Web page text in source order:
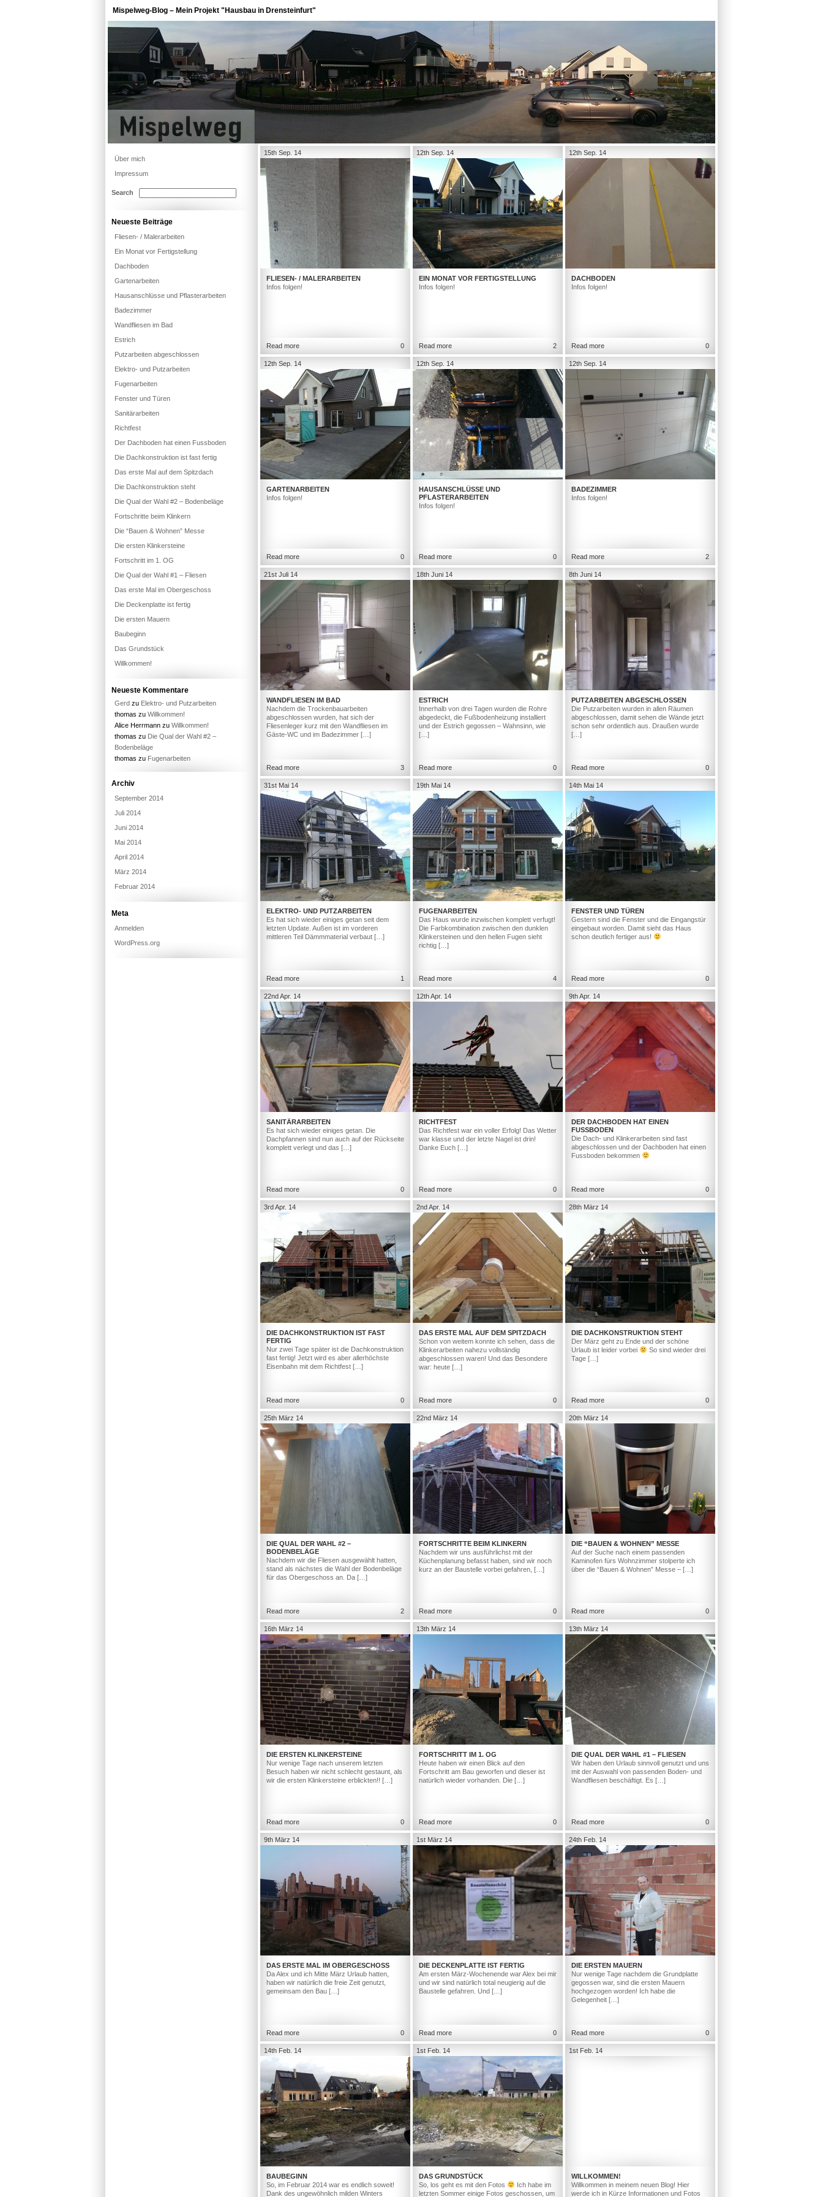
Mispelweg-Blog – Mein Projekt "Hausbau in Drensteinfurt"
15th Sep. 14
FLIESEN- / MALERARBEITEN
Infos folgen!
Read more 0
12th Sep. 14
EIN MONAT VOR FERTIGSTELLUNG
Infos folgen!
Read more 2
12th Sep. 14
DACHBODEN
Infos folgen!
Read more 0
12th Sep. 14
GARTENARBEITEN
Infos folgen!
Read more 0
12th Sep. 14
HAUSANSCHLÜSSE UND
PFLASTERARBEITEN
Infos folgen!
Read more 0
12th Sep. 14
BADEZIMMER
Infos folgen!
Read more 2
21st Juli 14
WANDFLIESEN IM BAD
Nachdem die Trockenbauarbeiten
abgeschlossen wurden, hat sich der
Fliesenleger kurz mit den Wandfliesen im
Gäste-WC und im Badezimmer […]
Read more 3
18th Juni 14
ESTRICH
Innerhalb von drei Tagen wurden die Rohre
abgedeckt, die Fußbodenheizung installiert
und der Estrich gegossen – Wahnsinn, wie
[…]
Read more 0
8th Juni 14
PUTZARBEITEN ABGESCHLOSSEN
Die Putzarbeiten wurden in allen Räumen
abgeschlossen, damit sehen die Wände jetzt
schon sehr ordentlich aus. Draußen wurde
[…]
Read more 0
31st Mai 14
ELEKTRO- UND PUTZARBEITEN
Es hat sich wieder einiges getan seit dem
letzten Update. Außen ist im vorderen
mittleren Teil Dämmmaterial verbaut […]
Read more 1
19th Mai 14
FUGENARBEITEN
Das Haus wurde inzwischen komplett verfugt!
Die Farbkombination zwischen den dunklen
Klinkersteinen und den hellen Fugen sieht
richtig […]
Read more 4
14th Mai 14
FENSTER UND TÜREN
Gestern sind die Fenster und die Eingangstür
eingebaut worden. Damit sieht das Haus
schon deutlich fertiger aus!
Read more 0
22nd Apr. 14
SANITÄRARBEITEN
Es hat sich wieder einiges getan. Die
Dachpfannen sind nun auch auf der Rückseite
komplett verlegt und das […]
Read more 0
12th Apr. 14
RICHTFEST
Das Richtfest war ein voller Erfolg! Das Wetter
war klasse und der letzte Nagel ist drin!
Danke Euch […]
Read more 0
9th Apr. 14
DER DACHBODEN HAT EINEN
FUSSBODEN
Die Dach- und Klinkerarbeiten sind fast
abgeschlossen und der Dachboden hat einen
Fussboden bekommen
Read more 0
3rd Apr. 14
DIE DACHKONSTRUKTION IST FAST
FERTIG
Nur zwei Tage später ist die Dachkonstruktion
fast fertig! Jetzt wird es aber allerhöchste
Eisenbahn mit dem Richtfest […]
Read more 0
2nd Apr. 14
DAS ERSTE MAL AUF DEM SPITZDACH
Schon von weitem konnte ich sehen, dass die
Klinkerarbeiten nahezu vollständig
abgeschlossen waren! Und das Besondere
war: heute […]
Read more 0
28th März 14
DIE DACHKONSTRUKTION STEHT
Der März geht zu Ende und der schöne
Urlaub ist leider vorbei
So sind wieder drei
Tage […]
Read more 0
25th März 14
DIE QUAL DER WAHL #2 –
BODENBELÄGE
Nachdem wir die Fliesen ausgewählt hatten,
stand als nächstes die Wahl der Bodenbeläge
für das Obergeschoss an. Da […]
Read more 2
22nd März 14
FORTSCHRITTE BEIM KLINKERN
Nachdem wir uns ausführlichst mit der
Küchenplanung befasst haben, sind wir noch
kurz an der Baustelle vorbei gefahren, […]
Read more 0
20th März 14
DIE “BAUEN & WOHNEN” MESSE
Auf der Suche nach einem passenden
Kaminofen fürs Wohnzimmer stolperte ich
über die “Bauen & Wohnen” Messe – […]
Read more 0
16th März 14
DIE ERSTEN KLINKERSTEINE
Nur wenige Tage nach unserem letzten
Besuch haben wir nicht schlecht gestaunt, als
wir die ersten Klinkersteine erblickten!! […]
Read more 0
13th März 14
FORTSCHRITT IM 1. OG
Heute haben wir einen Blick auf den
Fortschritt am Bau geworfen und dieser ist
natürlich wieder vorhanden. Die […]
Read more 0
13th März 14
DIE QUAL DER WAHL #1 – FLIESEN
Wir haben den Urlaub sinnvoll genutzt und uns
mit der Auswahl von passenden Boden- und
Wandfliesen beschäftigt. Es […]
Read more 0
9th März 14
DAS ERSTE MAL IM OBERGESCHOSS
Da Alex und ich Mitte März Urlaub hatten,
haben wir natürlich die freie Zeit genutzt,
gemeinsam den Bau […]
Read more 0
1st März 14
DIE DECKENPLATTE IST FERTIG
Am ersten März-Wochenende war Alex bei mir
und wir sind natürlich total neugierig auf die
Baustelle gefahren. Und […]
Read more 0
24th Feb. 14
DIE ERSTEN MAUERN
Nur wenige Tage nachdem die Grundplatte
gegossen war, sind die ersten Mauern
hochgezogen worden! Ich habe die
Gelegenheit […]
Read more 0
14th Feb. 14
BAUBEGINN
So, im Februar 2014 war es endlich soweit!
Dank des ungewöhnlich milden Winters
1st Feb. 14
DAS GRUNDSTÜCK
So, los geht es mit den Fotos
Ich habe im
letzten Sommer einige Fotos geschossen, um
1st Feb. 14
WILLKOMMEN!
Willkommen in meinem neuen Blog! Hier
werde ich in Kürze Informationen und Fotos
Über mich
Impressum
Search
Neueste Beiträge
Fliesen- / Malerarbeiten
Ein Monat vor Fertigstellung
Dachboden
Gartenarbeiten
Hausanschlüsse und Pflasterarbeiten
Badezimmer
Wandfliesen im Bad
Estrich
Putzarbeiten abgeschlossen
Elektro- und Putzarbeiten
Fugenarbeiten
Fenster und Türen
Sanitärarbeiten
Richtfest
Der Dachboden hat einen Fussboden
Die Dachkonstruktion ist fast fertig
Das erste Mal auf dem Spitzdach
Die Dachkonstruktion steht
Die Qual der Wahl #2 – Bodenbeläge
Fortschritte beim Klinkern
Die “Bauen & Wohnen” Messe
Die ersten Klinkersteine
Fortschritt im 1. OG
Die Qual der Wahl #1 – Fliesen
Das erste Mal im Obergeschoss
Die Deckenplatte ist fertig
Die ersten Mauern
Baubeginn
Das Grundstück
Willkommen!
Neueste Kommentare
Gerd zu Elektro- und Putzarbeiten
thomas zu Willkommen!
Alice Herrmann zu Willkommen!
thomas zu Die Qual der Wahl #2 –
Bodenbeläge
thomas zu Fugenarbeiten
Archiv
September 2014
Juli 2014
Juni 2014
Mai 2014
April 2014
März 2014
Februar 2014
Meta
Anmelden
WordPress.org